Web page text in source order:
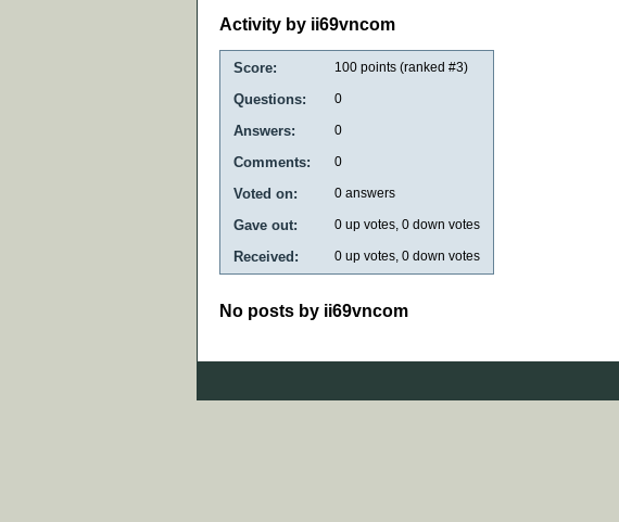
Activity by ii69vncom
Score: 100 points (ranked #3)
Questions: 0
Answers: 0
Comments: 0
Voted on: 0 answers
Gave out: 0 up votes, 0 down votes
Received: 0 up votes, 0 down votes
No posts by ii69vncom